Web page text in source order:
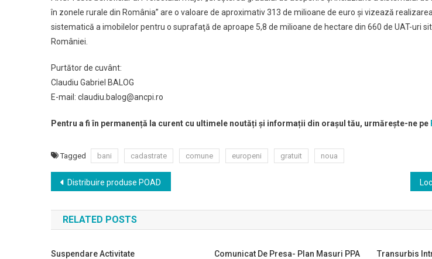
în zonele rurale din România” are o valoare de aproximativ 313 de milioane de euro şi vizează
sistematică a imobilelor pentru o suprafaţă de aproape 5,8 de milioane de hectare din 660 de UAT-uri
României.
Purtător de cuvânt:
Claudiu Gabriel BALOG
E-mail: claudiu.balog@ancpi.ro
Pentru a fi în permanență la curent cu ultimele noutăți și informații din orașul tău, urmărește-ne pe
Tagged bani cadastrate comune europeni gratuit noua
Navigare
în
articole
Distribuire produse POAD
RELATED POSTS
Suspendare Activitate
Comunicat De Presa- Plan Masuri PPA
Transurbis